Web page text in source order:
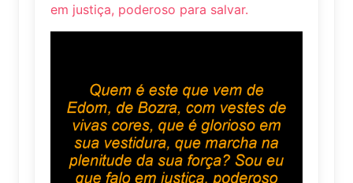
em justiça, poderoso para salvar.